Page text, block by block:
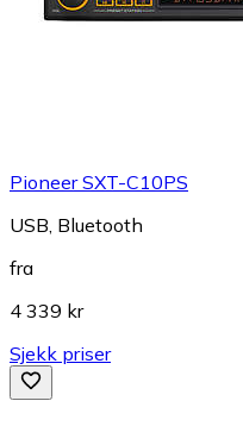
Pioneer SXT-C10PS
USB, Bluetooth
fra
4 339 kr
Sjekk priser